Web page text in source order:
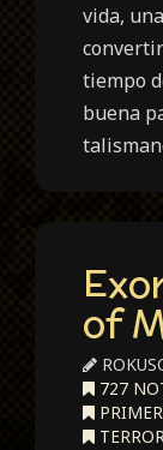
vida,
tiempo
buena
of
727